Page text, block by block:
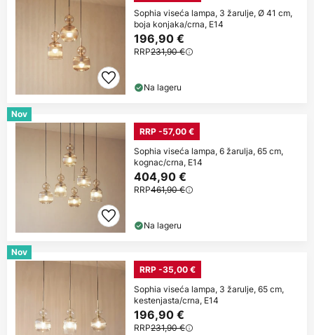
Sophia viseća lampa, 3 žarulje, Ø 41 cm,
boja konjaka/crna, E14
196,90 €
RRP231,90 €
Na lageru
Nov
RRP -57,00 €
Sophia viseća lampa, 6 žarulja, 65 cm,
kognac/crna, E14
404,90 €
RRP461,90 €
Na lageru
Nov
RRP -35,00 €
Sophia viseća lampa, 3 žarulje, 65 cm,
kestenjasta/crna, E14
196,90 €
RRP231,90 €